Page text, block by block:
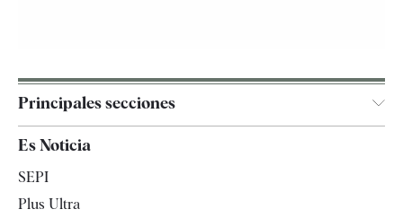
Principales secciones
España
Es Noticia
SEPI
Plus Ultra